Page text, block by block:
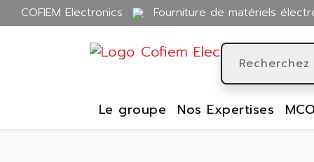
COFIEM Electronics Fourniture de matériels
Le groupe Nos Expertises